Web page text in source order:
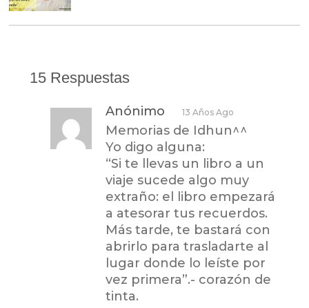
15 Respuestas
Anónimo 13 Años Ago
Memorias de Idhun^^
Yo digo alguna:
“Si te llevas un libro a un
viaje sucede algo muy
extraño: el libro empezará
a atesorar tus recuerdos.
Más tarde, te bastará con
abrirlo para trasladarte al
lugar donde lo leíste por
vez primera”.- corazón de
tinta.